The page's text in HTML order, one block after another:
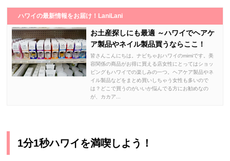
ハワイの最新情報をお届け！LaniLani
お土産探しにも最適 ～ハワイでヘアケ
ア製品やネイル製品買うならここ！
皆さんこんにちは。ナビちゃおハワイのmimiです。美
容関係の商品がお得に買える店女性にとってはショッ
ピングもハワイでの楽しみの一つ。ヘアケア製品やネ
イル製品などをまとめ買いしちゃう女性も多いので
は？どこで買うのがいいか悩んでる方にお勧めなの
が、カカア...
1分1秒ハワイを満喫しよう！